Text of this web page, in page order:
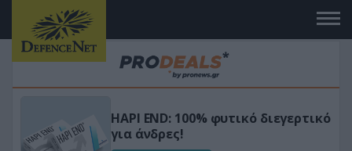
Μεταμόρφωσε τον κήπο σου με το
Ultra Box Μίνι Αλυσοπρίονο με
μπαταρία λιθίου